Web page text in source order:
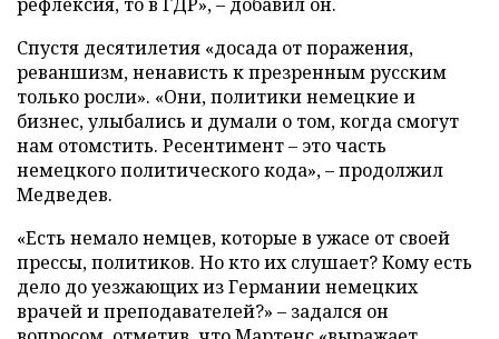
Спустя десятилетия «досада от поражения,
реваншизм, ненависть к презренным русским
только росли». «Они, политики немецкие и
бизнес, улыбались и думали о том, когда смогут
нам отомстить. Ресентимент – это часть
немецкого политического кода», – продолжил
Медведев.
«Есть немало немцев, которые в ужасе от своей
прессы, политиков. Но кто их слушает? Кому есть
дело до уезжающих из Германии немецких
врачей и преподавателей?» – задался он